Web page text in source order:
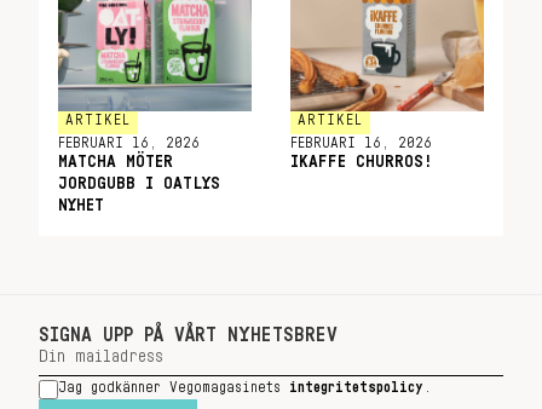
ARTIKEL
FEBRUARI 16, 2026
MATCHA MÖTER
JORDGUBB I OATLYS
NYHET
ARTIKEL
FEBRUARI 16, 2026
IKAFFE CHURROS!
SIGNA UPP PÅ VÅRT NYHETSBREV
Jag godkänner Vegomagasinets integritetspolicy